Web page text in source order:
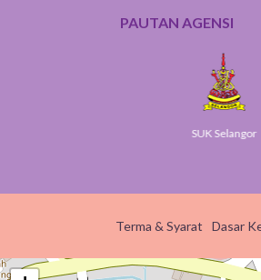
PAUTAN AGENSI
SUK Selangor
Terma & Syarat Dasar